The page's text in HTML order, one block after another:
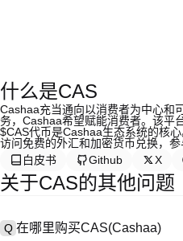
什么是CAS
Cashaa充当通向以消费者为中心和
务，Cashaa希望赋能消费者。该平
$CAS代币是Cashaa生态系统的核
访问免费的外汇和加密货币兑换，
白皮书
Github X
关于CAS的其他问题
Q 在哪里购买CAS(Cashaa)